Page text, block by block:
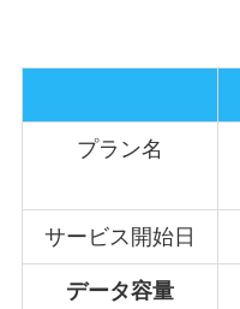
プラン名
サービス開始日
データ容量